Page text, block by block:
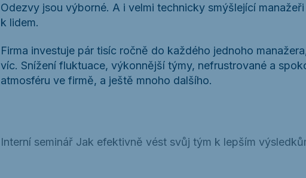
Odezvy jsou výborné. A i velmi technicky smýšlející
k lidem.
Firma investuje pár tisíc ročně do každého jednoho
víc. Snížení fluktuace, výkonnější týmy, nefrustrované a
atmosféru ve firmě, a ještě mnoho dalšího.
Interní seminář Jak efektivně vést svůj tým k lepším